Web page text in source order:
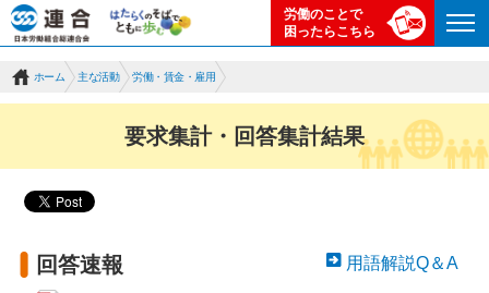
労働のことで
困ったらこちら
ホーム 主な活動 労働・賃金・雇用
要求集計・回答集計結果
用語解説Q＆A
回答速報